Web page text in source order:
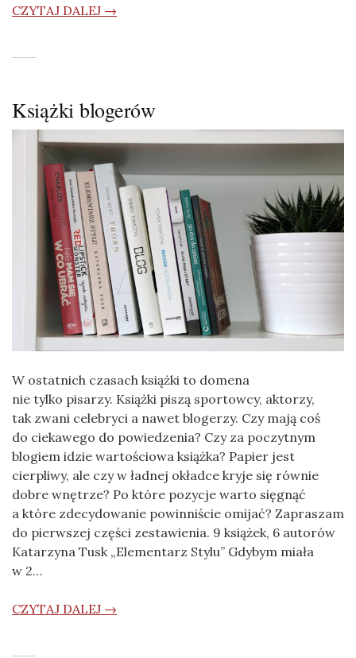
CZYTAJ DALEJ →
Książki blogerów
W ostatnich czasach książki to domena
nie tylko pisarzy. Książki piszą sportowcy, aktorzy,
tak zwani celebryci a nawet blogerzy. Czy mają coś
do ciekawego do powiedzenia? Czy za poczytnym
blogiem idzie wartościowa książka? Papier jest
cierpliwy, ale czy w ładnej okładce kryje się równie
dobre wnętrze? Po które pozycje warto sięgnąć
a które zdecydowanie powinniście omijać? Zapraszam
do pierwszej części zestawienia. 9 książek, 6 autorów
Katarzyna Tusk „Elementarz Stylu” Gdybym miała
w 2…
CZYTAJ DALEJ →